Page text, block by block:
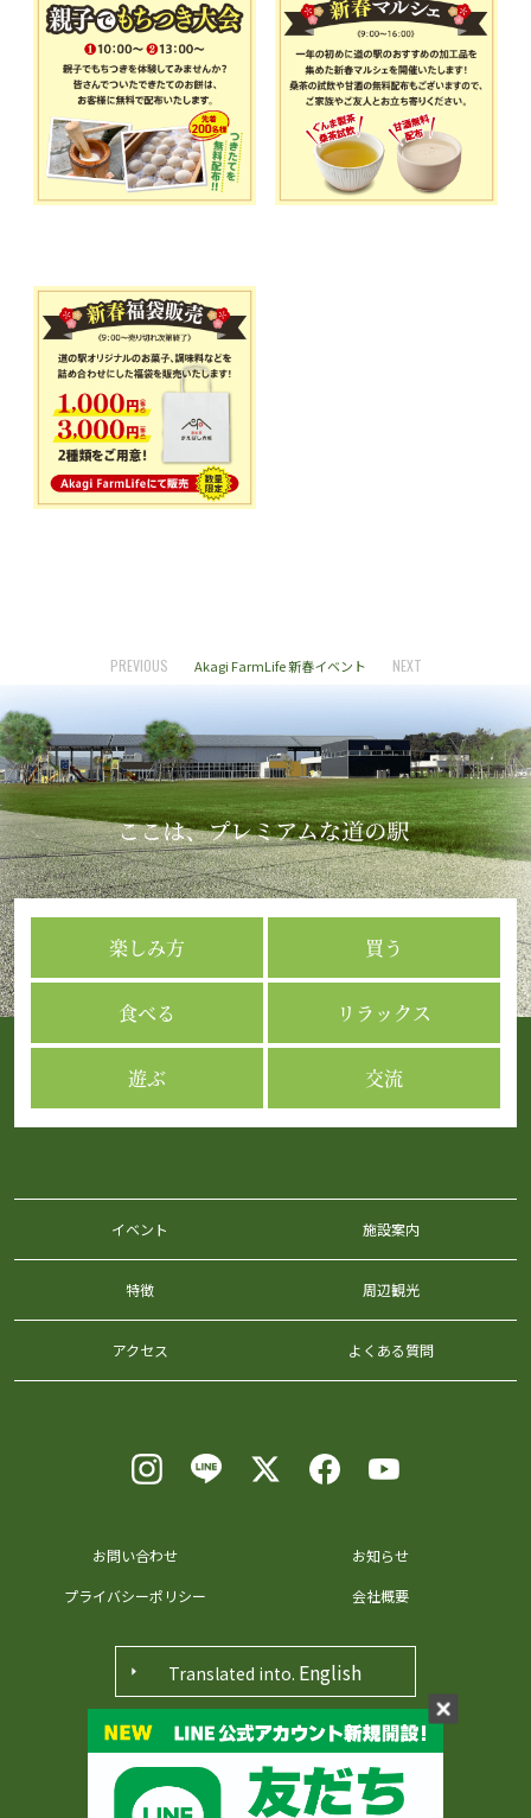
PREVIOUS Akagi FarmLife 新春イベント NEXT
楽しみ方 買う
食べる リラックス
遊ぶ 交流
イベント 施設案内
特徴 周辺観光
アクセス よくある質問
〒371-0048 群馬県前橋市田口町36番地
お問い合わせ
お知らせ
プライバシーポリシー
会社概要
Translated into. English